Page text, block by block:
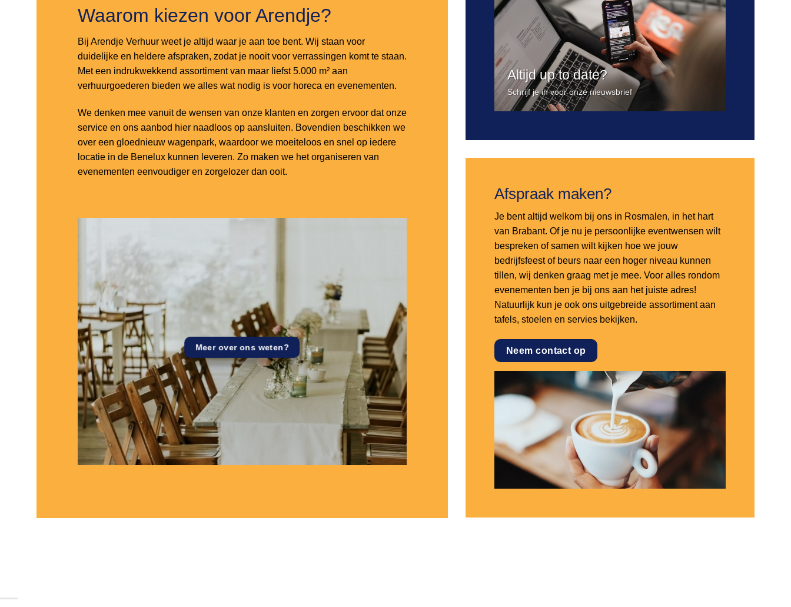
Waarom kiezen voor Arendje?
Bij Arendje Verhuur weet je altijd waar je aan toe bent. Wij staan voor
duidelijke en heldere afspraken, zodat je nooit voor verrassingen komt te staan.
Met een indrukwekkend assortiment van maar liefst 5.000 m² aan
verhuurgoederen bieden we alles wat nodig is voor horeca en evenementen.
We denken mee vanuit de wensen van onze klanten en zorgen ervoor dat onze
service en ons aanbod hier naadloos op aansluiten. Bovendien beschikken we
over een gloednieuw wagenpark, waardoor we moeiteloos en snel op iedere
locatie in de Benelux kunnen leveren. Zo maken we het organiseren van
evenementen eenvoudiger en zorgelozer dan ooit.
Meer over ons weten?
Altijd up to date?
Schrijf je in voor onze nieuwsbrief
Afspraak maken?
Je bent altijd welkom bij ons in Rosmalen, in het hart
van Brabant. Of je nu je persoonlijke eventwensen wilt
bespreken of samen wilt kijken hoe we jouw
bedrijfsfeest of beurs naar een hoger niveau kunnen
tillen, wij denken graag met je mee. Voor alles rondom
evenementen ben je bij ons aan het juiste adres!
Natuurlijk kun je ook ons uitgebreide assortiment aan
tafels, stoelen en servies bekijken.
Neem contact op